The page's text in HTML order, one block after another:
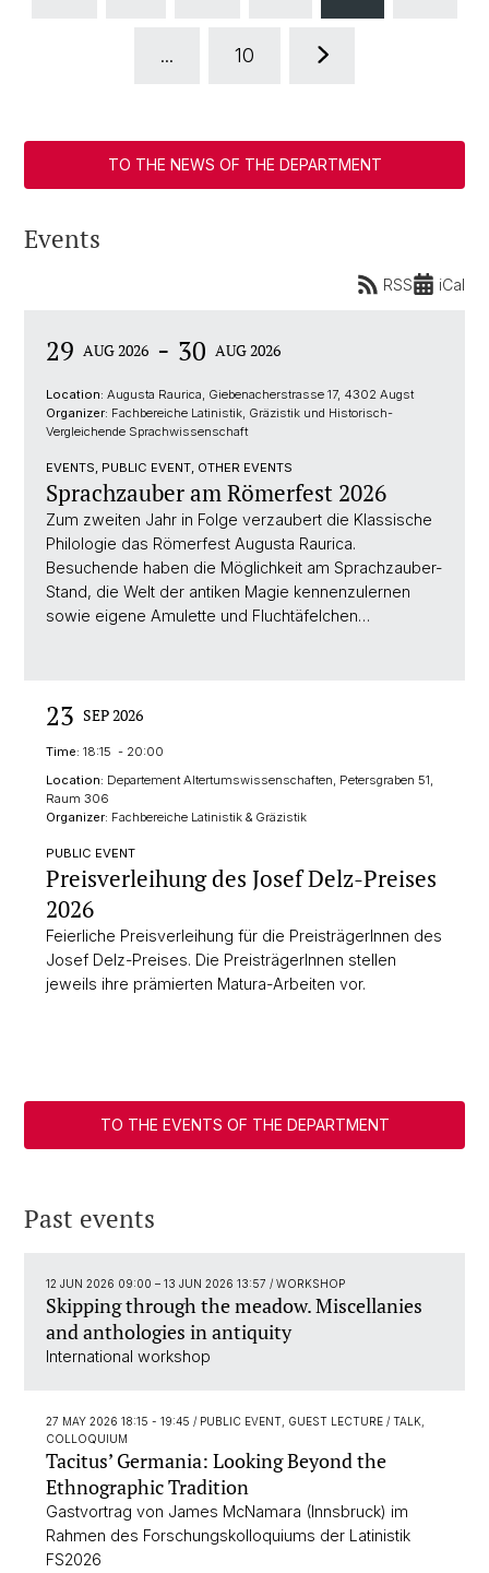
... 10
TO THE NEWS OF THE DEPARTMENT
Events
RSS iCal
29 AUG 2026 - 30 AUG 2026
Location: Augusta Raurica, Giebenacherstrasse 17, 4302 Augst
Organizer: Fachbereiche Latinistik, Gräzistik und Historisch-
Vergleichende Sprachwissenschaft
EVENTS, PUBLIC EVENT, OTHER EVENTS
Sprachzauber am Römerfest 2026
Zum zweiten Jahr in Folge verzaubert die Klassische
Philologie das Römerfest Augusta Raurica.
Besuchende haben die Möglichkeit am Sprachzauber-
Stand, die Welt der antiken Magie kennenzulernen
sowie eigene Amulette und Fluchtäfelchen…
23 SEP 2026
Time: 18:15 - 20:00
Location: Departement Altertumswissenschaften, Petersgraben 51,
Raum 306
Organizer: Fachbereiche Latinistik & Gräzistik
PUBLIC EVENT
Preisverleihung des Josef Delz-Preises
2026
Feierliche Preisverleihung für die PreisträgerInnen des
Josef Delz-Preises. Die PreisträgerInnen stellen
jeweils ihre prämierten Matura-Arbeiten vor.
TO THE EVENTS OF THE DEPARTMENT
Past events
12 JUN 2026 09:00 – 13 JUN 2026 13:57 / WORKSHOP
Skipping through the meadow. Miscellanies
and anthologies in antiquity
International workshop
27 MAY 2026 18:15 - 19:45 / PUBLIC EVENT, GUEST LECTURE / TALK,
COLLOQUIUM
Tacitus’ Germania: Looking Beyond the
Ethnographic Tradition
Gastvortrag von James McNamara (Innsbruck) im
Rahmen des Forschungskolloquiums der Latinistik
FS2026